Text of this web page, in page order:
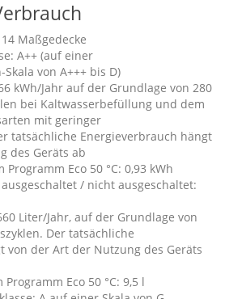
Maßgedecke
A++ (auf einer
von A+++ bis D)
kWh/Jahr auf der Grundlage von 280
bei Kaltwasserbefüllung und dem
mit geringer
tatsächliche Energieverbrauch hängt
des Geräts ab
Eco 50 °C: 0,93 kWh
/ nicht ausgeschaltet:
Liter/Jahr, auf der Grundlage von
Der tatsächliche
von der Art der Nutzung des Geräts
Eco 50 °C: 9,5 l